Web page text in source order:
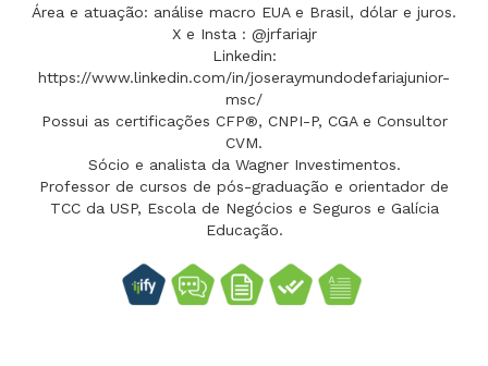
Área e atuação: análise macro EUA e Brasil, dólar e juros.
X e Insta : @jrfariajr
Linkedin:
https://www.linkedin.com/in/joseraymundodefariajunior-
msc/
Possui as certificações CFP®, CNPI-P, CGA e Consultor
CVM.
Sócio e analista da Wagner Investimentos.
Professor de cursos de pós-graduação e orientador de
TCC da USP, Escola de Negócios e Seguros e Galícia
Educação.